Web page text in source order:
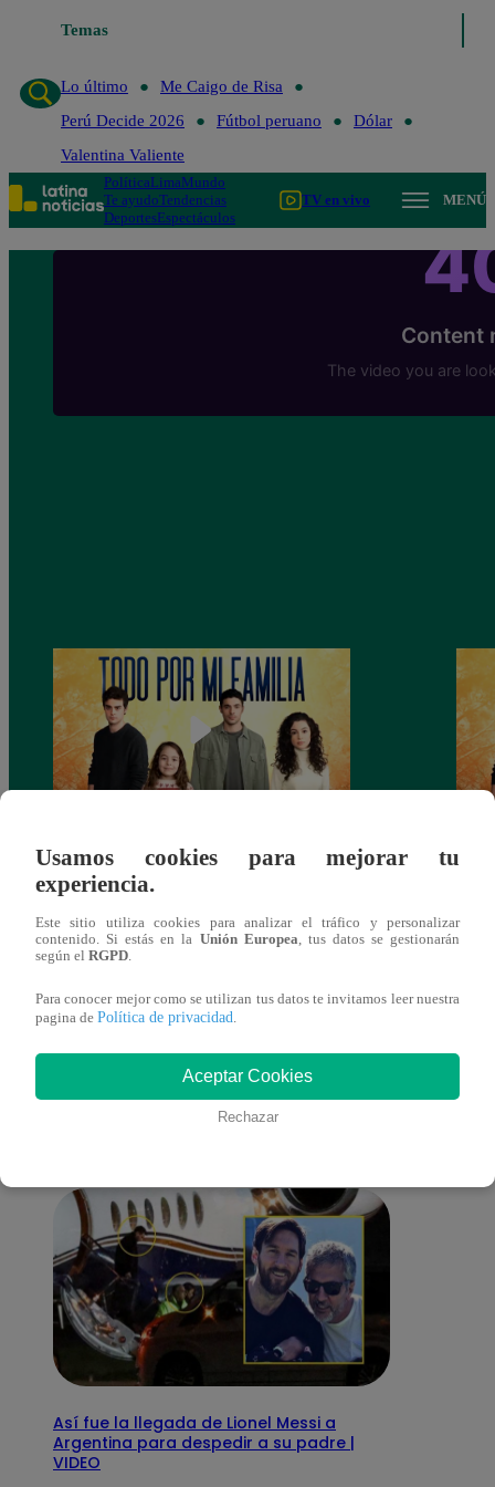
Temas
Lo último
Me Caigo de Risa
Perú Decide 2026
Fútbol peruano
Dólar
Valentina Valiente
PolíticaLimaMundo
Te ayudoTendencias
DeportesEspectáculos
TV en vivo MENÚ
Todo por mi familia, Sábado 13 de
diciembre – capítulo 162, completo
También te puede
interesar
Así fue la llegada de Lionel Messi a
Argentina para despedir a su padre |
VIDEO
Usamos cookies para mejorar tu
experiencia.
Este sitio utiliza cookies para analizar el tráfico y personalizar
contenido. Si estás en la Unión Europea, tus datos se gestionarán
según el RGPD.
Para conocer mejor como se utilizan tus datos te invitamos leer nuestra
pagina de Política de privacidad.
Aceptar Cookies
Rechazar